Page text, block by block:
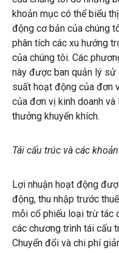
khoản mục có thể biểu
động cơ bản của chúng
phân tích các xu hướng
của chúng tôi. Các
này được ban quản lý sử
suất hoạt động của đơn
của đơn vị kinh doanh
thưởng khuyến khích.
Tái cấu trúc và các
Lợi nhuận hoạt động
động, thu nhập trước
mỗi cổ phiếu loại trừ tác
các chương trình tái cấu
Chuyển đổi và chi phí